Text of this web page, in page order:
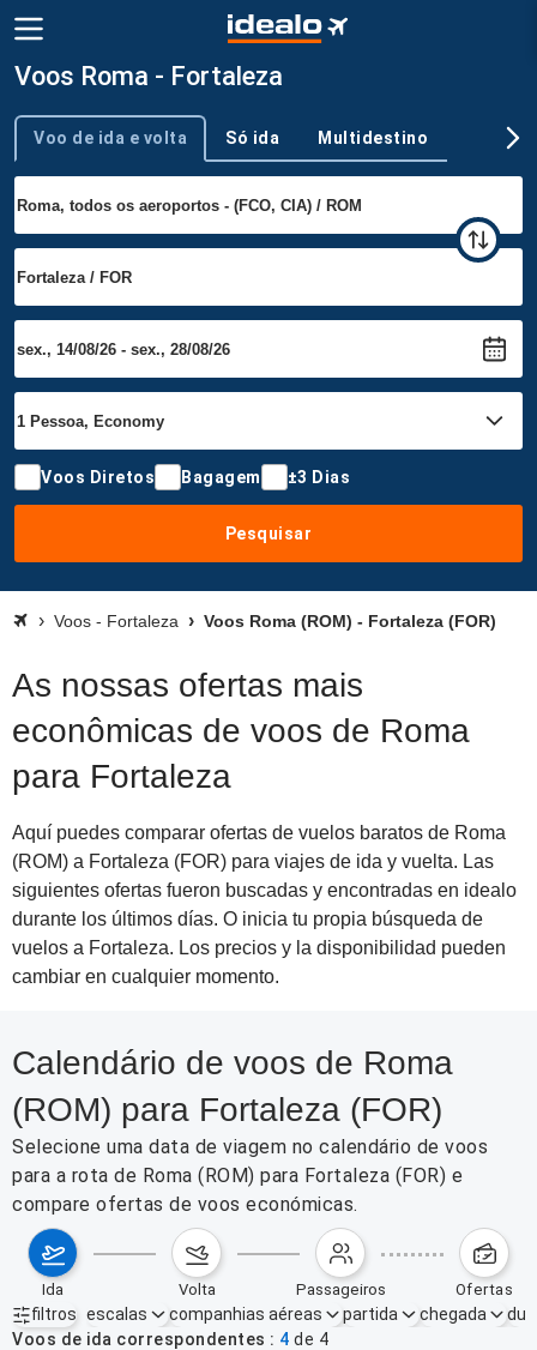
Voos Roma - Fortaleza
Tipo de viagem
Voo de ida e volta Só ida Multidestino
Voos Diretos Bagagem ±3 Dias
Pesquisar
Voos - Fortaleza Voos Roma (ROM) - Fortaleza (FOR)
As nossas ofertas mais
econômicas de voos de Roma
para Fortaleza
Aquí puedes comparar ofertas de vuelos baratos de Roma
(ROM) a Fortaleza (FOR) para viajes de ida y vuelta. Las
siguientes ofertas fueron buscadas y encontradas en idealo
durante los últimos días. O inicia tu propia búsqueda de
vuelos a Fortaleza. Los precios y la disponibilidad pueden
cambiar en cualquier momento.
Calendário de voos de Roma
(ROM) para Fortaleza (FOR)
Selecione uma data de viagem no calendário de voos
para a rota de Roma (ROM) para Fortaleza (FOR) e
compare ofertas de voos económicas.
ida volta passageiros ofertas
filtros
Filtros ativos nenhum
escalas companhias aéreas partida chegada
Voos de ida correspondentes
4 de 4